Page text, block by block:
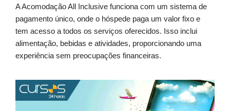
A Acomodação All Inclusive funciona com um sistema de
pagamento único, onde o hóspede paga um valor fixo e
tem acesso a todos os serviços oferecidos. Isso inclui
alimentação, bebidas e atividades, proporcionando uma
experiência sem preocupações financeiras.